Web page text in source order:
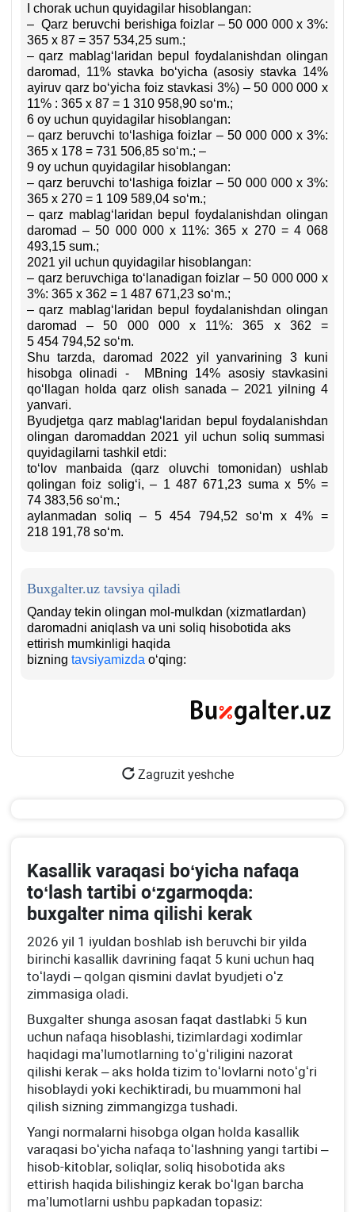
I chorak uchun quyidagilar hisoblangan:
– Qarz beruvchi berishiga foizlar – 50 000 000 х 3%:
365 х 87 = 357 534,25 sum.;
– qarz mablagʻlaridan bepul foydalanishdan olingan
daromad, 11% stavka boʻyicha (asosiy stavka 14%
ayiruv qarz boʻyicha foiz stavkasi 3%) – 50 000 000 х
11% : 365 х 87 = 1 310 958,90 soʻm.;
6 oy uchun quyidagilar hisoblangan:
– qarz beruvchi toʻlashiga foizlar – 50 000 000 х 3%:
365 х 178 = 731 506,85 soʻm.; –
9 oy uchun quyidagilar hisoblangan:
– qarz beruvchi toʻlashiga foizlar – 50 000 000 х 3%:
365 х 270 = 1 109 589,04 soʻm.;
– qarz mablagʻlaridan bepul foydalanishdan olingan
daromad – 50 000 000 х 11%: 365 х 270 = 4 068
493,15 sum.;
2021 yil uchun quyidagilar hisoblangan:
– qarz beruvchiga toʻlanadigan foizlar – 50 000 000 х
3%: 365 х 362 = 1 487 671,23 soʻm.;
– qarz mablagʻlaridan bepul foydalanishdan olingan
daromad – 50 000 000 х 11%: 365 х 362 =
5 454 794,52 soʻm.
Shu tarzda, daromad 2022 yil yanvarining 3 kuni
hisobga olinadi - MBning 14% asosiy stavkasini
qoʻllagan holda qarz olish sanada – 2021 yilning 4
yanvari.
Byudjetga qarz mablagʻlaridan bepul foydalanishdan
olingan daromaddan 2021 yil uchun soliq summasi
quyidagilarni tashkil etdi:
toʻlov manbaida (qarz oluvchi tomonidan) ushlab
qolingan foiz soligʻi, – 1 487 671,23 suma х 5% =
74 383,56 soʻm.;
aylanmadan soliq – 5 454 794,52 soʻm х 4% =
218 191,78 soʻm.
Buxgalter.uz tavsiya qiladi
Qanday tekin olingan mol-mulkdan (хizmatlardan)
daromadni aniqlash va uni soliq hisobotida aks
ettirish mumkinligi haqida
bizning tavsiyamizda oʻqing:
Zagruzit yeshche
Kasallik varaqasi boʻyicha nafaqa
toʻlash tartibi oʻzgarmoqda:
buхgalter nima qilishi kerak
2026 yil 1 iyuldan boshlab ish beruvchi bir yilda
birinchi kasallik davrining faqat 5 kuni uchun haq
toʻlaydi – qolgan qismini davlat byudjeti oʻz
zimmasiga oladi.
Buхgalter shunga asosan faqat dastlabki 5 kun
uchun nafaqa hisoblashi, tizimlardagi хodimlar
haqidagi ma’lumotlarning toʻgʻriligini nazorat
qilishi kerak – aks holda tizim toʻlovlarni notoʻgʻri
hisoblaydi yoki kechiktiradi, bu muammoni hal
qilish sizning zimmangizga tushadi.
Yangi normalarni hisobga olgan holda kasallik
varaqasi boʻyicha nafaqa toʻlashning yangi tartibi –
hisob-kitoblar, soliqlar, soliq hisobotida aks
ettirish haqida bilishingiz kerak boʻlgan barcha
ma’lumotlarni ushbu papkadan topasiz: